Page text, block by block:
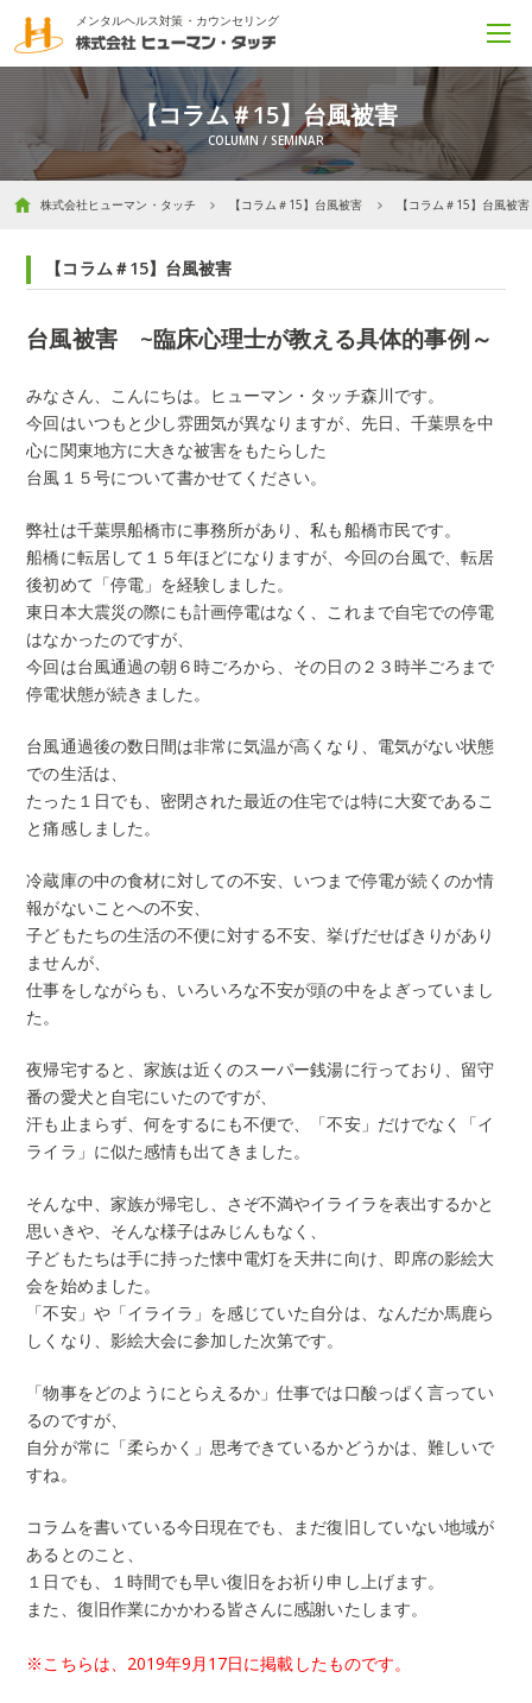
メンタルヘルス対策・カウンセリング
【コラム＃15】台風被害
株式会社ヒューマン・タッチ 【コラム＃15】台風被害 【コラム＃15】台風被害
【コラム＃15】台風被害
台風被害 ~臨床心理士が教える具体的事例～
みなさん、こんにちは。ヒューマン・タッチ森川です。
今回はいつもと少し雰囲気が異なりますが、先日、千葉県を中
心に関東地方に大きな被害をもたらした
台風１５号について書かせてください。
弊社は千葉県船橋市に事務所があり、私も船橋市民です。
船橋に転居して１５年ほどになりますが、今回の台風で、転居
後初めて「停電」を経験しました。
東日本大震災の際にも計画停電はなく、これまで自宅での停電
はなかったのですが、
今回は台風通過の朝６時ごろから、その日の２３時半ごろまで
停電状態が続きました。
台風通過後の数日間は非常に気温が高くなり、電気がない状態
での生活は、
たった１日でも、密閉された最近の住宅では特に大変であるこ
と痛感しました。
冷蔵庫の中の食材に対しての不安、いつまで停電が続くのか情
報がないことへの不安、
子どもたちの生活の不便に対する不安、挙げだせばきりがあり
ませんが、
仕事をしながらも、いろいろな不安が頭の中をよぎっていまし
た。
夜帰宅すると、家族は近くのスーパー銭湯に行っており、留守
番の愛犬と自宅にいたのですが、
汗も止まらず、何をするにも不便で、「不安」だけでなく「イ
ライラ」に似た感情も出てきました。
そんな中、家族が帰宅し、さぞ不満やイライラを表出するかと
思いきや、そんな様子はみじんもなく、
子どもたちは手に持った懐中電灯を天井に向け、即席の影絵大
会を始めました。
「不安」や「イライラ」を感じていた自分は、なんだか馬鹿ら
しくなり、影絵大会に参加した次第です。
「物事をどのようにとらえるか」仕事では口酸っぱく言ってい
るのですが、
自分が常に「柔らかく」思考できているかどうかは、難しいで
すね。
コラムを書いている今日現在でも、まだ復旧していない地域が
あるとのこと、
１日でも、１時間でも早い復旧をお祈り申し上げます。
また、復旧作業にかかわる皆さんに感謝いたします。
※こちらは、2019年9月17日に掲載したものです。